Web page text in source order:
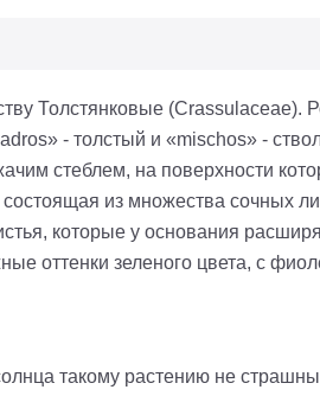
Толстянковые
- толстый и «mischos» -
стеблем, на поверхности
из множества сочных
которые у основания
оттенки зеленого цвета, с
такому растению не